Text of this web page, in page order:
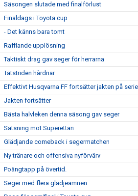
Säsongen slutade med finalförlust
Finaldags i Toyota cup
- Det känns bara tomt
Rafflande upplösning
Taktiskt drag gav seger för herrarna
Tätstriden hårdnar
Effektivt Husqvarna FF fortsätter jakten på
Jakten fortsätter
Bästa halvleken denna säsong gav seger
Satsning mot Superettan
Glädjande comeback i segermatchen
Ny tränare och offensiva nyförvärv
Poängtapp på övertid.
Seger med flera glädjeämnen